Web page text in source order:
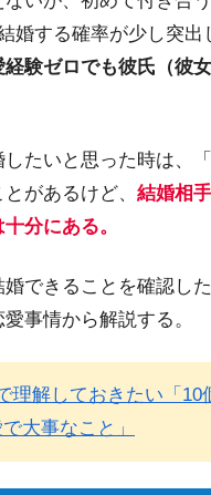
婚する確率が少し突
経験ゼロでも彼氏（彼
たいと思った時は、
があるけど、 結婚相
分にある。
できることを確認し
事情から解説する。
理解しておきたい「
大事なこと」